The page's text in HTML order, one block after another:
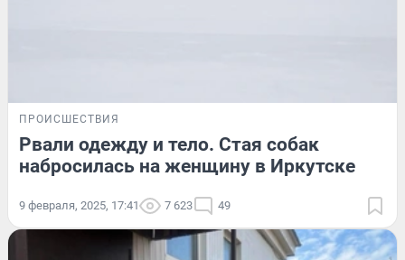
ПРОИСШЕСТВИЯ
Рвали одежду и тело. Стая собак
набросилась на женщину в Иркутске
9 февраля, 2025, 17:41 7 623 49